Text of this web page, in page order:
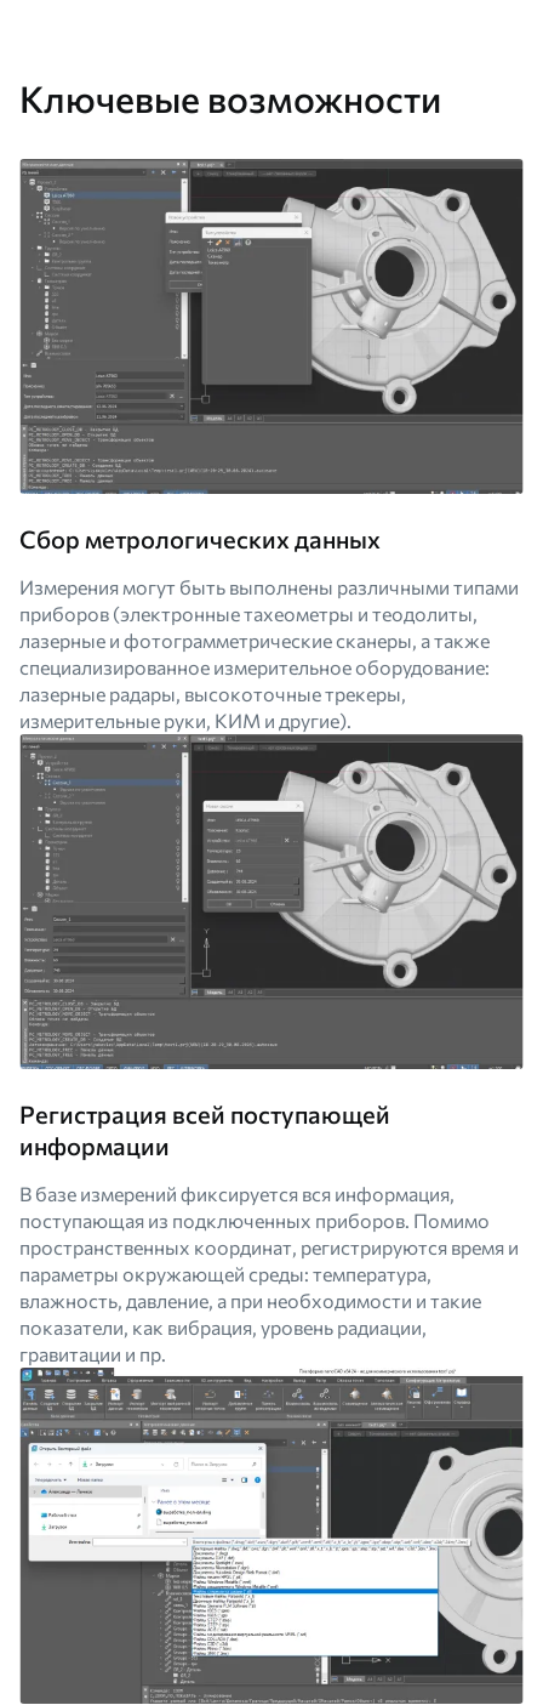
Ключевые возможности
Сбор метрологических данных
Измерения могут быть выполнены различными типами
приборов (электронные тахеометры и теодолиты,
лазерные и фотограмметрические сканеры, а также
специализированное измерительное оборудование:
лазерные радары, высокоточные трекеры,
измерительные руки, КИМ и другие).
Регистрация всей поступающей
информации
В базе измерений фиксируется вся информация,
поступающая из подключенных приборов. Помимо
пространственных координат, регистрируются время и
параметры окружающей среды: температура,
влажность, давление, а при необходимости и такие
показатели, как вибрация, уровень радиации,
гравитации и пр.